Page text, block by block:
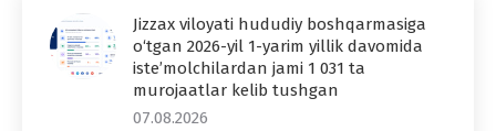
Jizzax viloyati hududiy boshqarmasiga
o‘tgan 2026-yil 1-yarim yillik davomida
iste’molchilardan jami 1 031 ta
murojaatlar kelib tushgan
07.08.2026